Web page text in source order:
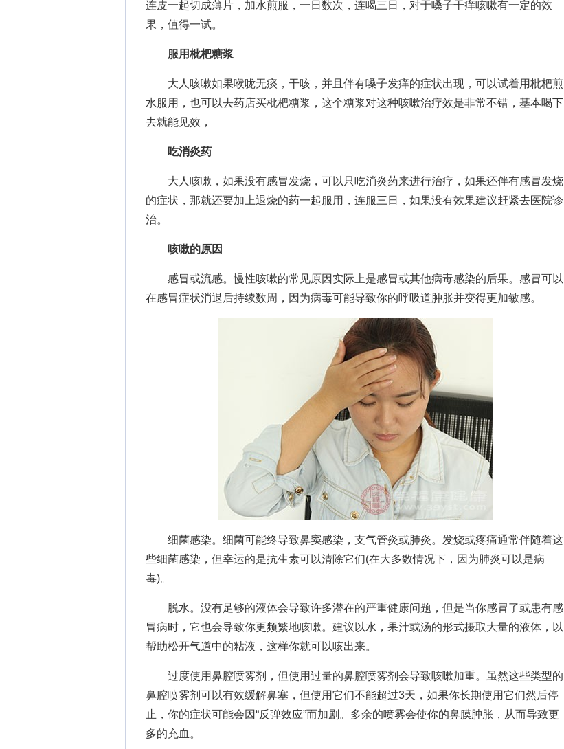
连皮一起切成薄片，加水煎服，一日数次，连喝三日，对于嗓子干痒咳嗽有一定的效
果，值得一试。
服用枇杷糖浆
大人咳嗽如果喉咙无痰，干咳，并且伴有嗓子发痒的症状出现，可以试着用枇杷煎
水服用，也可以去药店买枇杷糖浆，这个糖浆对这种咳嗽治疗效是非常不错，基本喝下
去就能见效，
吃消炎药
大人咳嗽，如果没有感冒发烧，可以只吃消炎药来进行治疗，如果还伴有感冒发烧
的症状，那就还要加上退烧的药一起服用，连服三日，如果没有效果建议赶紧去医院诊
治。
咳嗽的原因
感冒或流感。慢性咳嗽的常见原因实际上是感冒或其他病毒感染的后果。感冒可以
在感冒症状消退后持续数周，因为病毒可能导致你的呼吸道肿胀并变得更加敏感。
细菌感染。细菌可能终导致鼻窦感染，支气管炎或肺炎。发烧或疼痛通常伴随着这
些细菌感染，但幸运的是抗生素可以清除它们(在大多数情况下，因为肺炎可以是病
毒)。
脱水。没有足够的液体会导致许多潜在的严重健康问题，但是当你感冒了或患有感
冒病时，它也会导致你更频繁地咳嗽。建议以水，果汁或汤的形式摄取大量的液体，以
帮助松开气道中的粘液，这样你就可以咳出来。
过度使用鼻腔喷雾剂，但使用过量的鼻腔喷雾剂会导致咳嗽加重。虽然这些类型的
鼻腔喷雾剂可以有效缓解鼻塞，但使用它们不能超过3天，如果你长期使用它们然后停
止，你的症状可能会因“反弹效应”而加剧。多余的喷雾会使你的鼻膜肿胀，从而导致更
多的充血。